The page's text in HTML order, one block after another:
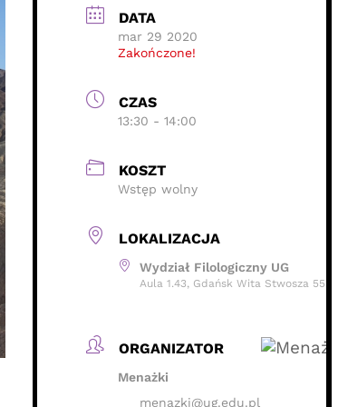
DATA
mar 29 2020
Zakończone!
CZAS
13:30 - 14:00
KOSZT
Wstęp wolny
LOKALIZACJA
Wydział Filologiczny UG
Aula 1.43, Gdańsk Wita Stwosza 55
ORGANIZATOR
Menażki
menazki@ug.edu.pl